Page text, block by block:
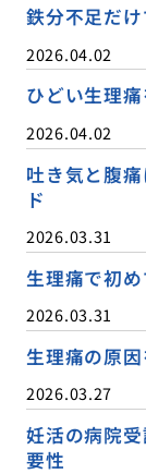
鉄分不足だ
2026.04.02
ひどい生理
2026.04.02
吐き気と腹
ド
2026.03.31
生理痛で初
2026.03.31
生理痛の原
2026.03.27
妊活の病院
要性